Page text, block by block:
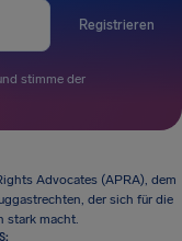
Registrieren
stimme der
Advocates (APRA), dem
der sich für die
stark macht.